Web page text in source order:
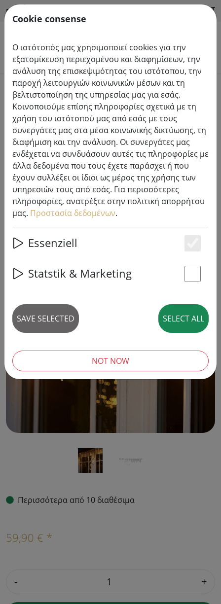
EL HILFE & SUPPORT
Αναζήτηση προϊόντων
Home
Συστήματα φώτων νεράιδων
φωτεινές αλυσίδες συστήματος Tech-Line LED 230V
Sirius Tech-Line ice crystal light
curtain starter set 100 LED ζεστό
λευκό 2,5 x 0,6 m εξωτερικού
χώρου 230V μαύρο
‹ ›
Περισσότερα από 10 διαθέσιμα
59,90 € *
- +
Cookie consense
Ο ιστότοπός μας χρησιμοποιεί cookies για την
εξατομίκευση περιεχομένου και διαφημίσεων, την
ανάλυση της επισκεψιμότητας του ιστότοπου, την
παροχή λειτουργιών κοινωνικών μέσων και τη
βελτιστοποίηση της υπηρεσίας μας για εσάς.
Κοινοποιούμε επίσης πληροφορίες σχετικά με τη
χρήση του ιστότοπού μας από εσάς με τους
συνεργάτες μας στα μέσα κοινωνικής δικτύωσης, τη
διαφήμιση και την ανάλυση. Οι συνεργάτες μας
ενδέχεται να συνδυάσουν αυτές τις πληροφορίες με
άλλα δεδομένα που τους έχετε παράσχει ή που
έχουν συλλέξει οι ίδιοι ως μέρος της χρήσης των
υπηρεσιών τους από εσάς. Για περισσότερες
πληροφορίες, ανατρέξτε στην πολιτική απορρήτου
μας. Προστασία δεδομένων.
Essenziell
Statstik & Marketing
SAVE SELECTED SELECT ALL
NOT NOW